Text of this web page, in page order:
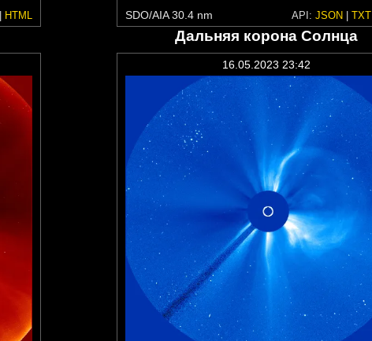
HTML SDO/AIA 30.4 nm API: JSON TXT
Дальняя корона Солнца
16.05.2023 23:42